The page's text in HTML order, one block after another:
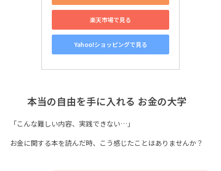
楽天市場で見る
Yahoo!ショッピングで見る
本当の自由を手に入れる お金の大学
「こんな難しい内容、実践できない…」
お金に関する本を読んだ時、こう感じたことはありませんか？